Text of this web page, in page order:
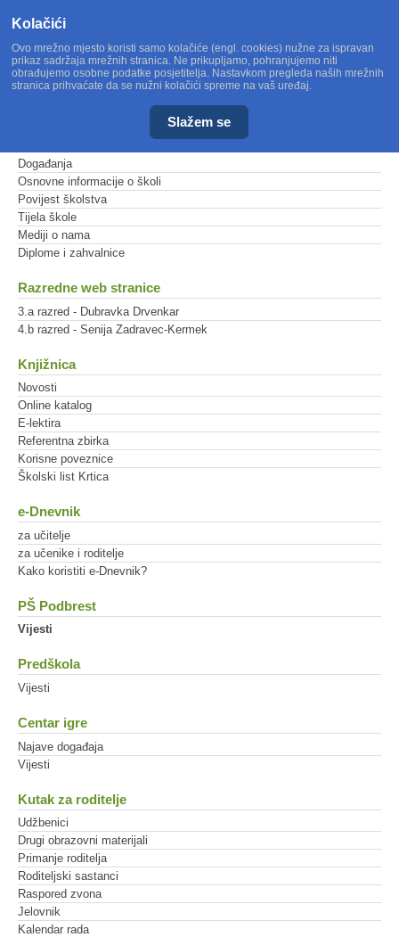
Događanja
Osnovne informacije o školi
Povijest školstva
Tijela škole
Mediji o nama
Diplome i zahvalnice
Razredne web stranice
3.a razred - Dubravka Drvenkar
4.b razred - Senija Zadravec-Kermek
Knjižnica
Novosti
Online katalog
E-lektira
Referentna zbirka
Korisne poveznice
Školski list Krtica
e-Dnevnik
za učitelje
za učenike i roditelje
Kako koristiti e-Dnevnik?
PŠ Podbrest
Vijesti
Predškola
Vijesti
Centar igre
Najave događaja
Vijesti
Kutak za roditelje
Udžbenici
Drugi obrazovni materijali
Primanje roditelja
Roditeljski sastanci
Raspored zvona
Jelovnik
Kalendar rada
Kolačići
Ovo mrežno mjesto koristi samo kolačiće (engl. cookies) nužne za ispravan
prikaz sadržaja mrežnih stranica. Ne prikupljamo, pohranjujemo niti
obrađujemo osobne podatke posjetitelja. Nastavkom pregleda naših mrežnih
stranica prihvaćate da se nužni kolačići spreme na vaš uređaj.
Slažem se